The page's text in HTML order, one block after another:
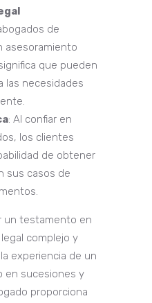
de
asesoramiento
que pueden
las necesidades
: Al confiar en
los clientes
de obtener
sus casos de
un testamento en
complejo y
experiencia de un
en sucesiones y
proporciona